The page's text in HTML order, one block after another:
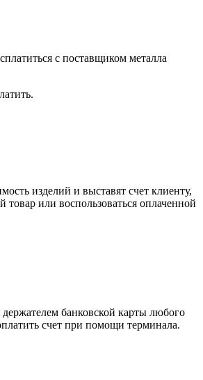
с поставщиком металла
изделий и выставят счет клиенту,
или воспользоваться оплаченной
банковской карты любого
счет при помощи терминала.